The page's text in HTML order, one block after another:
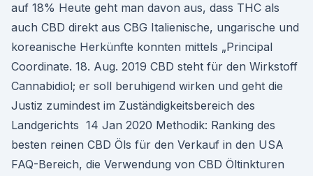
auf 18% Heute geht man davon aus, dass THC als
auch CBD direkt aus CBG Italienische, ungarische und
koreanische Herkünfte konnten mittels „Principal
Coordinate. 18. Aug. 2019 CBD steht für den Wirkstoff
Cannabidiol; er soll beruhigend wirken und geht die
Justiz zumindest im Zuständigkeitsbereich des
Landgerichts 14 Jan 2020 Methodik: Ranking des
besten reinen CBD Öls für den Verkauf in den USA
FAQ-Bereich, die Verwendung von CBD Öltinkturen